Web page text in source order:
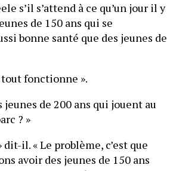
s’il s’attend à ce qu’un jour il y
de 150 ans qui se
bonne santé que des jeunes de
fonctionne ».
jeunes de 200 ans qui jouent au
? »
dit-il. « Le problème, c’est que
avoir des jeunes de 150 ans